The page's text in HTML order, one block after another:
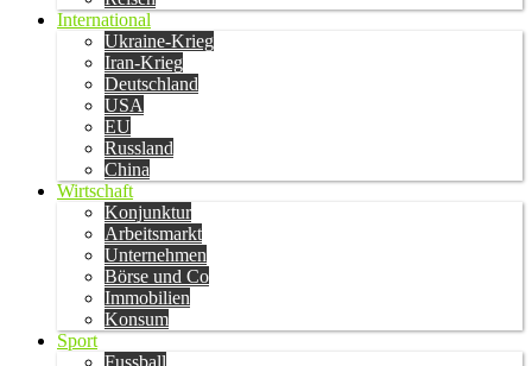
International
Ukraine-Krieg
Iran-Krieg
Deutschland
USA
EU
Russland
China
Wirtschaft
Konjunktur
Arbeitsmarkt
Unternehmen
Börse und Co
Immobilien
Konsum
Sport
Fussball